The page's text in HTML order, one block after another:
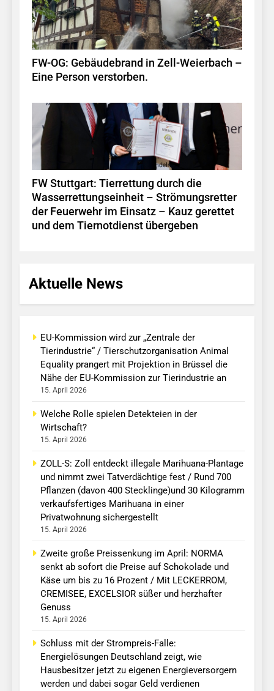
FW-OG: Gebäudebrand in Zell-Weierbach –
Eine Person verstorben.
FW Stuttgart: Tierrettung durch die
Wasserrettungseinheit – Strömungsretter
der Feuerwehr im Einsatz – Kauz gerettet
und dem Tiernotdienst übergeben
Aktuelle News
EU-Kommission wird zur „Zentrale der
Tierindustrie“ / Tierschutzorganisation Animal
Equality prangert mit Projektion in Brüssel die
Nähe der EU-Kommission zur Tierindustrie an
15. April 2026
Welche Rolle spielen Detekteien in der
Wirtschaft?
15. April 2026
ZOLL-S: Zoll entdeckt illegale Marihuana-Plantage
und nimmt zwei Tatverdächtige fest / Rund 700
Pflanzen (davon 400 Stecklinge)und 30 Kilogramm
verkaufsfertiges Marihuana in einer
Privatwohnung sichergestellt
15. April 2026
Zweite große Preissenkung im April: NORMA
senkt ab sofort die Preise auf Schokolade und
Käse um bis zu 16 Prozent / Mit LECKERROM,
CREMISEE, EXCELSIOR süßer und herzhafter
Genuss
15. April 2026
Schluss mit der Strompreis-Falle:
Energielösungen Deutschland zeigt, wie
Hausbesitzer jetzt zu eigenen Energieversorgern
werden und dabei sogar Geld verdienen